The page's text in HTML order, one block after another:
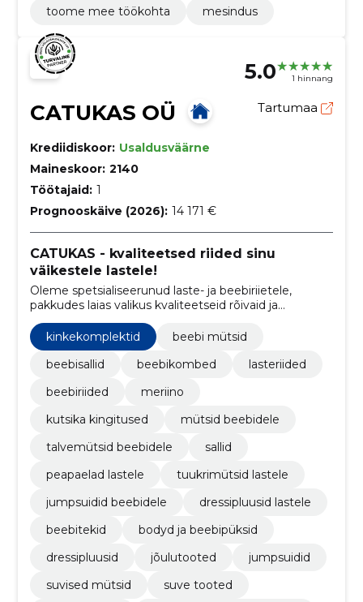
toome mee töökohta
mesindus
5.0 1 hinnang
CATUKAS OÜ Tartumaa
Krediidiskoor: Usaldusväärne
Maineskoor: 2140
Töötajaid: 1
Prognooskäive (2026): 14 171 €
CATUKAS - kvaliteetsed riided sinu
väikestele lastele!
Oleme spetsialiseerunud laste- ja beebiriietele,
pakkudes laias valikus kvaliteetseid rõivaid ja
aksessuaare, et rahuldada vanemate ja perede
vajadusi.
kinkekomplektid
beebi mütsid
beebisallid
beebikombed
lasteriided
beebiriided
meriino
kutsika kingitused
mütsid beebidele
talvemütsid beebidele
sallid
peapaelad lastele
tuukrimütsid lastele
jumpsuidid beebidele
dressipluusid lastele
beebitekid
bodyd ja beebipüksid
dressipluusid
jõulutooted
jumpsuidid
suvised mütsid
suve tooted